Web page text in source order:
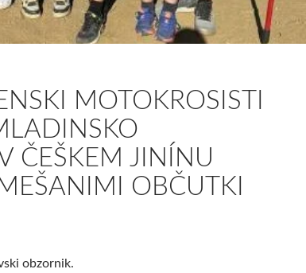
MOTOKROSISTI
ČEŠKEM JINÍNU
OBČUTKI
obzornik.